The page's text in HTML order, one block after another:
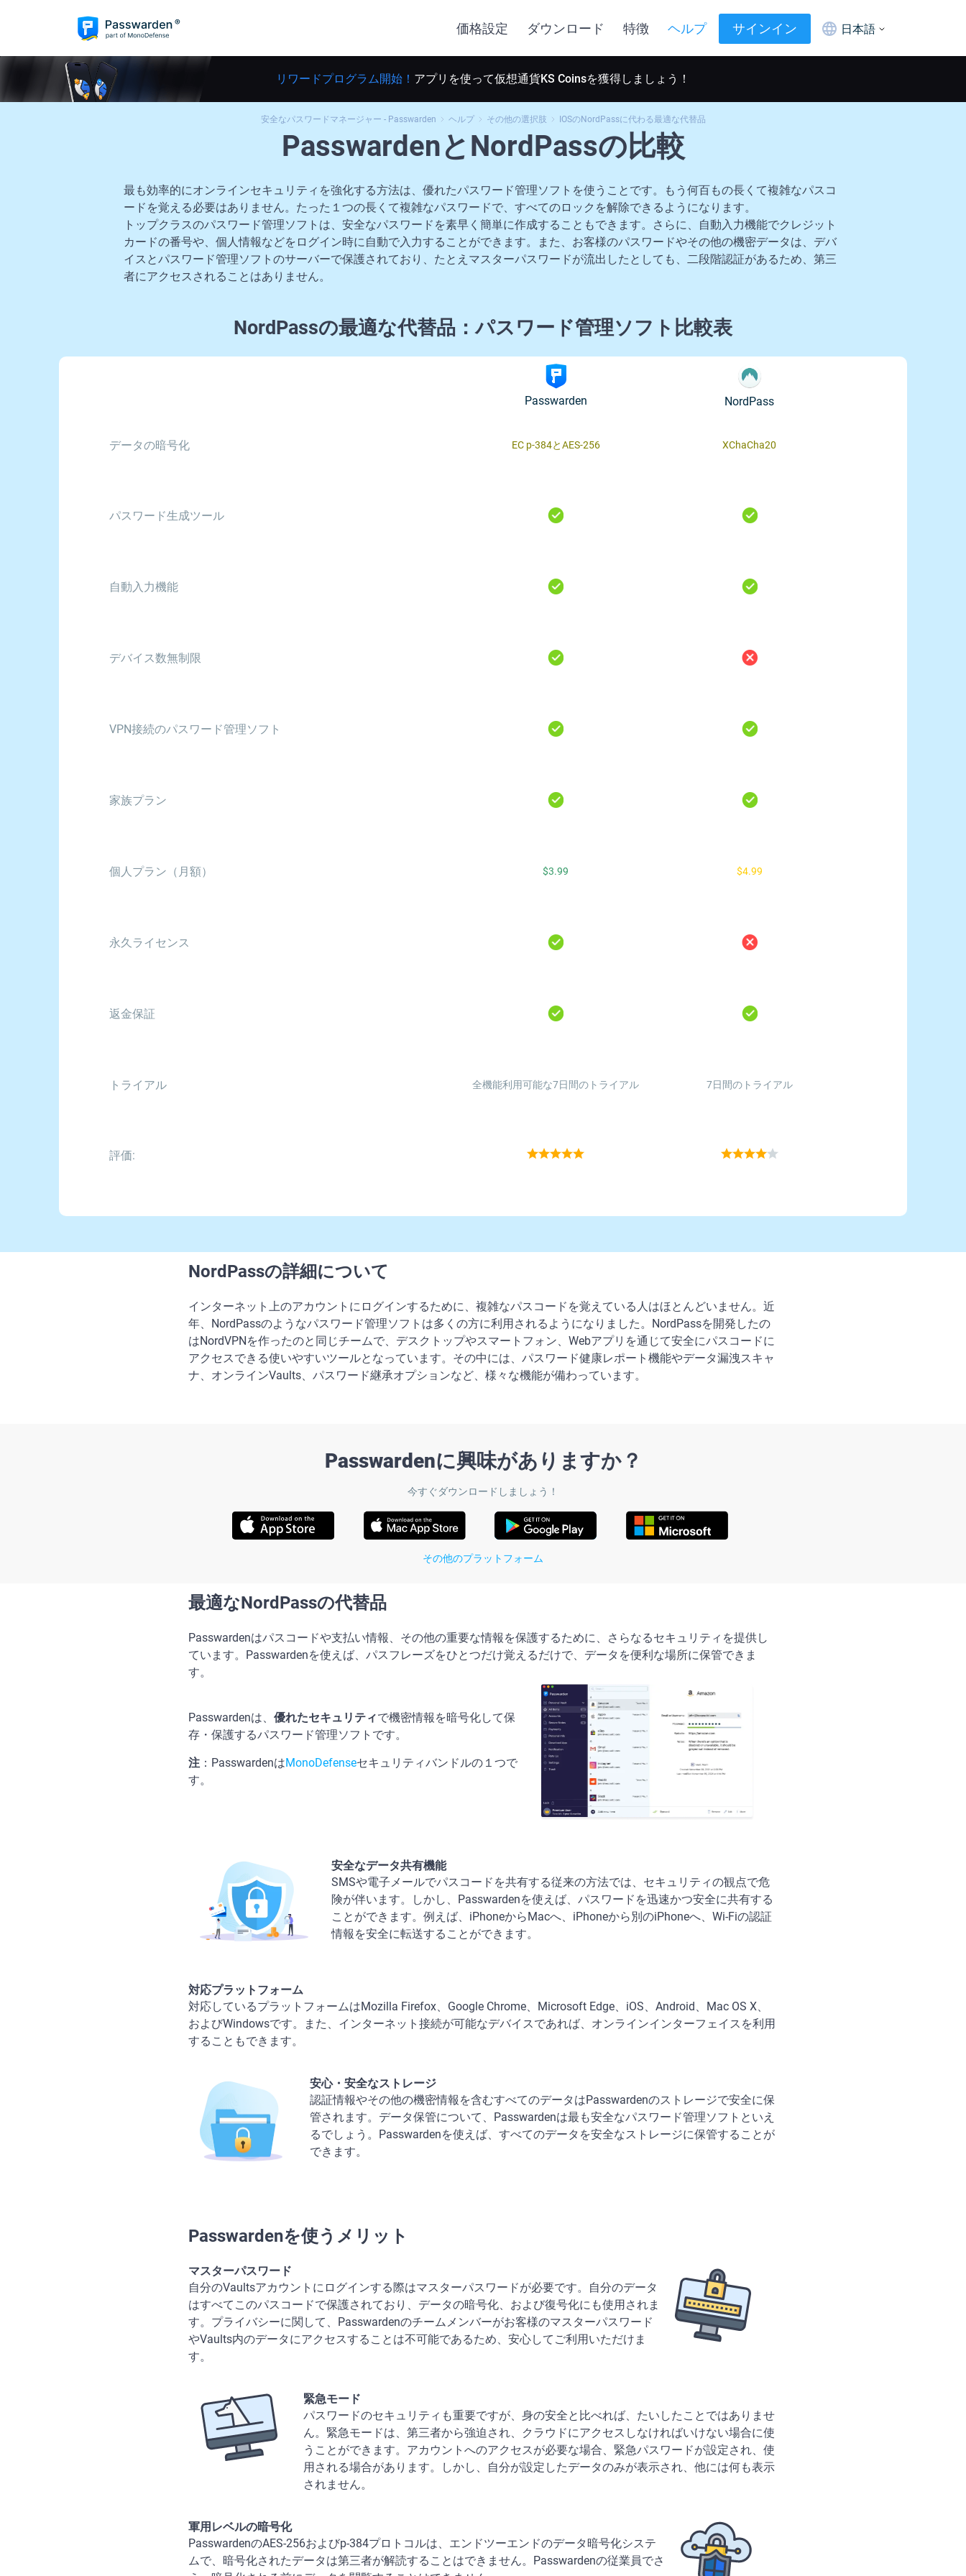
価格設定 ダウンロード 特徴 ヘルプ サインイン 日本語
リワードプログラム開始！ アプリを使って仮想通貨KS Coinsを獲得しましょう！
安全なパスワードマネージャー - Passwarden ヘルプ その他の選択肢 IOSのNordPassに代わる最適な代替品
PasswardenとNordPassの比較
最も効率的にオンラインセキュリティを強化する方法は、優れたパスワード管理ソフトを使うことです。もう何百もの長くて複雑なパスコ
ードを覚える必要はありません。たった１つの長くて複雑なパスワードで、すべてのロックを解除できるようになります。
トップクラスのパスワード管理ソフトは、安全なパスワードを素早く簡単に作成することもできます。さらに、自動入力機能でクレジット
カードの番号や、個人情報などをログイン時に自動で入力することができます。また、お客様のパスワードやその他の機密データは、デバ
イスとパスワード管理ソフトのサーバーで保護されており、たとえマスターパスワードが流出したとしても、二段階認証があるため、第三
者にアクセスされることはありません。
NordPassの最適な代替品：パスワード管理ソフト比較表
Passwarden NordPass
データの暗号化 ЕС р-384とAES-256 XChaCha20
パスワード生成ツール
自動入力機能
デバイス数無制限
VPN接続のパスワード管理ソフト
家族プラン
個人プラン（月額） $3.99 $4.99
永久ライセンス
返金保証
トライアル 全機能利用可能な7日間のトライアル 7日間のトライアル
評価:
NordPassの詳細について
インターネット上のアカウントにログインするために、複雑なパスコードを覚えている人はほとんどいません。近
年、NordPassのようなパスワード管理ソフトは多くの方に利用されるようになりました。NordPassを開発したの
はNordVPNを作ったのと同じチームで、デスクトップやスマートフォン、Webアプリを通じて安全にパスコードに
アクセスできる使いやすいツールとなっています。その中には、パスワード健康レポート機能やデータ漏洩スキャ
ナ、オンラインVaults、パスワード継承オプションなど、様々な機能が備わっています。
Passwardenに興味がありますか？
今すぐダウンロードしましょう！
その他のプラットフォーム
最適なNordPassの代替品
Passwardenはパスコードや支払い情報、その他の重要な情報を保護するために、さらなるセキュリティを提供し
ています。Passwardenを使えば、パスフレーズをひとつだけ覚えるだけで、データを便利な場所に保管できま
す。
Passwardenは、 優れたセキュリティで機密情報を暗号化して保
存・保護するパスワード管理ソフトです。
注 ：PasswardenはMonoDefenseセキュリティバンドルの１つで
す。
安全なデータ共有機能
SMSや電子メールでパスコードを共有する従来の方法では、セキュリティの観点で危
険が伴います。しかし、Passwardenを使えば、パスワードを迅速かつ安全に共有する
ことができます。例えば、iPhoneからMacへ、iPhoneから別のiPhoneへ、Wi-Fiの認証
情報を安全に転送することができます。
対応プラットフォーム
対応しているプラットフォームはMozilla Firefox、Google Chrome、Microsoft Edge、iOS、Android、Mac OS X、
およびWindowsです。また、インターネット接続が可能なデバイスであれば、オンラインインターフェイスを利用
することもできます。
安心・安全なストレージ
認証情報やその他の機密情報を含むすべてのデータはPasswardenのストレージで安全に保
管されます。データ保管について、Passwardenは最も安全なパスワード管理ソフトといえ
るでしょう。Passwardenを使えば、すべてのデータを安全なストレージに保管することが
できます。
Passwardenを使うメリット
マスターパスワード
自分のVaultsアカウントにログインする際はマスターパスワードが必要です。自分のデータ
はすべてこのパスコードで保護されており、データの暗号化、および復号化にも使用されま
す。プライバシーに関して、Passwardenのチームメンバーがお客様のマスターパスワード
やVaults内のデータにアクセスすることは不可能であるため、安心してご利用いただけま
す。
緊急モード
パスワードのセキュリティも重要ですが、身の安全と比べれば、たいしたことではありませ
ん。緊急モードは、第三者から強迫され、クラウドにアクセスしなければいけない場合に使
うことができます。アカウントへのアクセスが必要な場合、緊急パスワードが設定され、使
用される場合があります。しかし、自分が設定したデータのみが表示され、他には何も表示
されません。
軍用レベルの暗号化
PasswardenのAES-256およびp-384プロトコルは、エンドツーエンドのデータ暗号化システ
ムで、暗号化されたデータは第三者が解読することはできません。Passwardenの従業員でさ